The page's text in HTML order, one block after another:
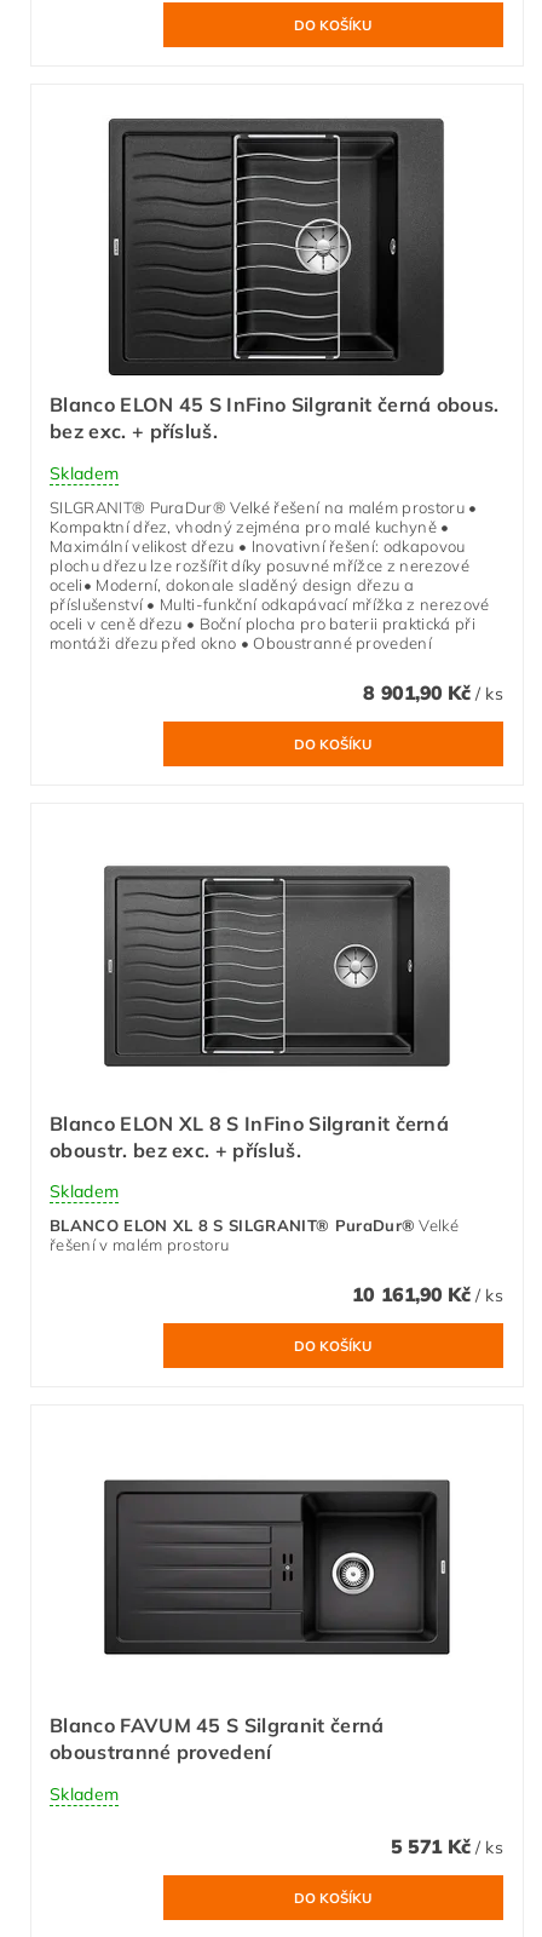
Blanco ELON 45 S InFino Silgranit černá obous.
bez exc. + přísluš.
Skladem
SILGRANIT® PuraDur® Velké řešení na malém prostoru •
Kompaktní dřez, vhodný zejména pro malé kuchyně •
Maximální velikost dřezu • Inovativní řešení: odkapovou
plochu dřezu lze rozšířit díky posuvné mřížce z nerezové
oceli• Moderní, dokonale sladěný design dřezu a
příslušenství • Multi-funkční odkapávací mřížka z nerezové
oceli v ceně dřezu • Boční plocha pro baterii praktická při
montáži dřezu před okno • Oboustranné provedení
8 901,90 Kč / ks
Blanco ELON XL 8 S InFino Silgranit černá
oboustr. bez exc. + přísluš.
Skladem
BLANCO ELON XL 8 S SILGRANIT® PuraDur® Velké
řešení v malém prostoru
10 161,90 Kč / ks
Blanco FAVUM 45 S Silgranit černá
oboustranné provedení
Skladem
5 571 Kč / ks